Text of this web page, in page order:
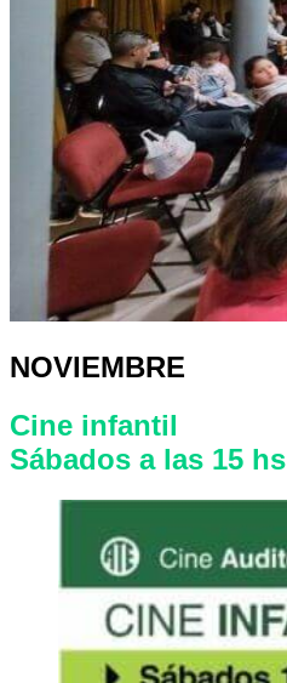
NOVIEMBRE
Cine infantil
Sábados a las 15 hs